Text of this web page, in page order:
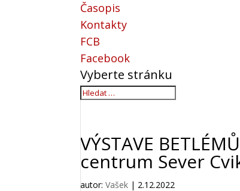
Časopis
Kontakty
FCB
Facebook
Vyberte stránku
VÝSTAVE
centrum Sever
autor:Vašek | 2.12.2022